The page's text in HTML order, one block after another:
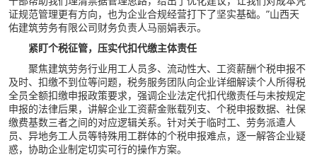
证规范管理更有方向，也为企业合规经营打下了坚实基础。”山西天
佑建筑劳务有限公司财务负责人马丽娟表示。
紧盯个税征管，压实代扣代缴主体责任
聚焦建筑劳务行业用工人员多、流动性大、工资薪酬个税申报不
及时、扣缴不到位等问题，税务服务团队向企业详细解读个人所得税
全员全额扣缴申报政策要求，强调企业法定代扣代缴责任与未按规定
申报的法律后果，讲解企业工资薪金账载列支、个税申报数据、社保
缴费基数三者之间的对应逻辑关系。针对关于临时工、劳务派遣人
员、异地务工人员等特殊用工群体的个税申报难点，逐一解答企业疑
惑，协助企业制定切实可行的操作方案。